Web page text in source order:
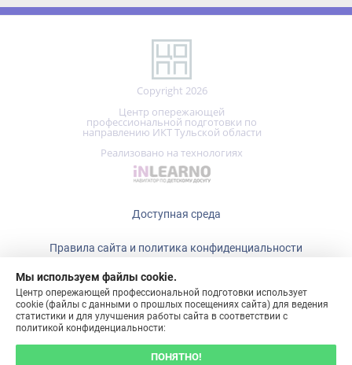
Copyright 2026
Центр опережающей
профессиональной подготовки по
направлению ИКТ Тульской области
Реализовано на технологиях
Правила сайта и политика конфиденциальности
465-15-80
Мы используем файлы cookie.
cookie (файлы с данными о прошлых посещениях сайта) для ведения
статистики и для улучшения работы сайта в соответствии с
политикой конфиденциальности:
ПОНЯТНО!